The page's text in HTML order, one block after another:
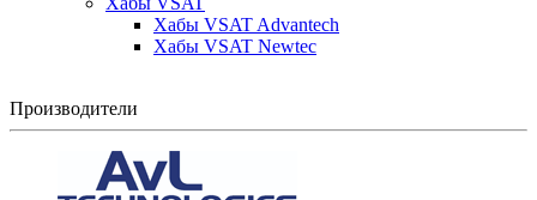
Хабы VSAT Advantech
Хабы VSAT Newtec
Производители